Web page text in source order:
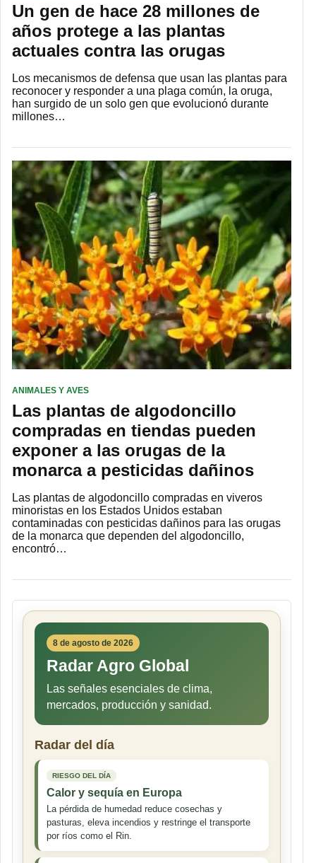
Un gen de hace 28 millones de
años protege a las plantas
actuales contra las orugas
Los mecanismos de defensa que usan las plantas para
reconocer y responder a una plaga común, la oruga,
han surgido de un solo gen que evolucionó durante
millones…
ANIMALES Y AVES
Las plantas de algodoncillo
compradas en tiendas pueden
exponer a las orugas de la
monarca a pesticidas dañinos
Las plantas de algodoncillo compradas en viveros
minoristas en los Estados Unidos estaban
contaminadas con pesticidas dañinos para las orugas
de la monarca que dependen del algodoncillo,
encontró…
8 de agosto de 2026
Radar Agro Global
Las señales esenciales de clima,
mercados, producción y sanidad.
Radar del día
RIESGO DEL DÍA
Calor y sequía en Europa
La pérdida de humedad reduce cosechas y
pasturas, eleva incendios y restringe el transporte
por ríos como el Rin.